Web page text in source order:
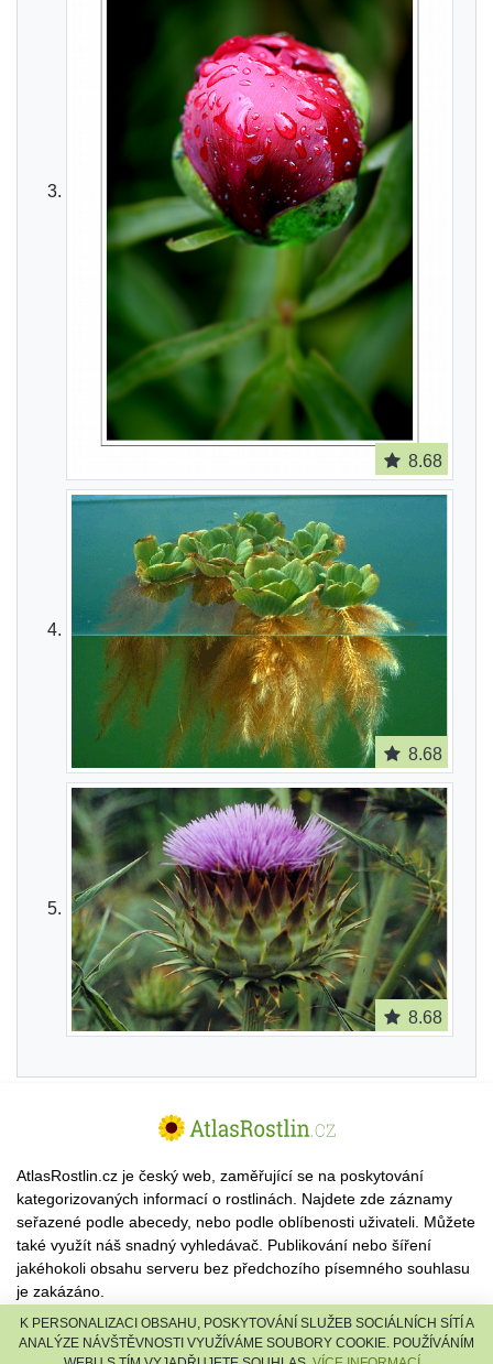
8.68
8.68
8.68
AtlasRostlin.cz je český web, zaměřující se na poskytování
kategorizovaných informací o rostlinách. Najdete zde záznamy
seřazené podle abecedy, nebo podle oblíbenosti uživateli. Můžete
také využít náš snadný vyhledávač. Publikování nebo šíření
jakéhokoli obsahu serveru bez předchozího písemného souhlasu
je zakázáno.
© 2026 AtlasRostlin.cz |TISCALI MEDIA, a.s.|Člen skupiny
DIGNITY, s.r.o.
K PERSONALIZACI OBSAHU, POSKYTOVÁNÍ SLUŽEB SOCIÁLNÍCH SÍTÍ A
ANALÝZE NÁVŠTĚVNOSTI VYUŽÍVÁME SOUBORY COOKIE. POUŽÍVÁNÍM